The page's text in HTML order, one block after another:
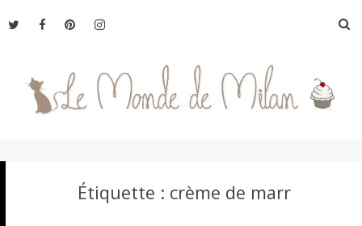
au
Étiquette : crème de marr